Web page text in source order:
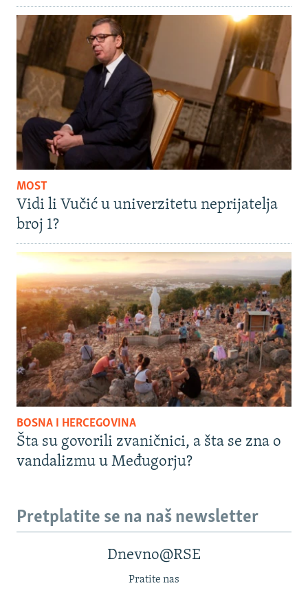
MOST
Vidi li Vučić u univerzitetu neprijatelja
broj 1?
BOSNA I HERCEGOVINA
Šta su govorili zvaničnici, a šta se zna o
vandalizmu u Međugorju?
Pretplatite se na naš newsletter
Dnevno@RSE
Pratite nas